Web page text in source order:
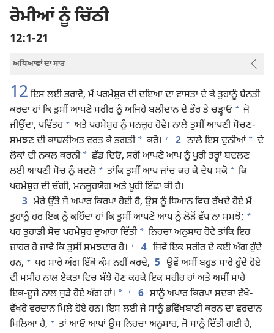
ਕਿਤਾਬ
ਰੋਮੀਆਂ ਨੂੰ ਚਿੱਠੀ
12:1-21
ਅਧਿਆਵਾਂ ਦਾ ਸਾਰ
12ਇਸ ਲਈ ਭਰਾਵੋ, ਮੈਂ ਪਰਮੇਸ਼ੁਰ ਦੀ ਦਇਆ ਦਾ ਵਾਸਤਾ ਦੇ ਕੇ ਤੁਹਾਨੂੰ ਬੇਨਤੀ
ਕਰਦਾ ਹਾਂ ਕਿ ਤੁਸੀਂ ਆਪਣੇ ਸਰੀਰ ਨੂੰ ਅਜਿਹੇ ਬਲੀਦਾਨ ਦੇ ਤੌਰ ਤੇ ਚੜ੍ਹਾਓ + ਜੋ
ਜੀਉਂਦਾ, ਪਵਿੱਤਰ + ਅਤੇ ਪਰਮੇਸ਼ੁਰ ਨੂੰ ਮਨਜ਼ੂਰ ਹੋਵੇ। ਨਾਲੇ ਤੁਸੀਂ ਆਪਣੀ ਸੋਚਣ-
ਸਮਝਣ ਦੀ ਕਾਬਲੀਅਤ ਵਰਤ ਕੇ ਭਗਤੀ * ਕਰੋ। + 2 ਨਾਲੇ ਇਸ ਦੁਨੀਆਂ * ਦੇ
ਲੋਕਾਂ ਦੀ ਨਕਲ ਕਰਨੀ * ਛੱਡ ਦਿਓ, ਸਗੋਂ ਆਪਣੇ ਆਪ ਨੂੰ ਪੂਰੀ ਤਰ੍ਹਾਂ ਬਦਲਣ
ਲਈ ਆਪਣੀ ਸੋਚ ਨੂੰ ਬਦਲੋ + ਤਾਂਕਿ ਤੁਸੀਂ ਆਪ ਜਾਂਚ ਕਰ ਕੇ ਦੇਖ ਸਕੋ + ਕਿ
ਪਰਮੇਸ਼ੁਰ ਦੀ ਚੰਗੀ, ਮਨਜ਼ੂਰਯੋਗ ਅਤੇ ਪੂਰੀ ਇੱਛਾ ਕੀ ਹੈ।
3 ਮੇਰੇ ਉੱਤੇ ਜੋ ਅਪਾਰ ਕਿਰਪਾ ਹੋਈ ਹੈ, ਉਸ ਨੂੰ ਧਿਆਨ ਵਿਚ ਰੱਖਦੇ ਹੋਏ ਮੈਂ
ਤੁਹਾਨੂੰ ਹਰ ਇਕ ਨੂੰ ਕਹਿੰਦਾ ਹਾਂ ਕਿ ਤੁਸੀਂ ਆਪਣੇ ਆਪ ਨੂੰ ਲੋੜੋਂ ਵੱਧ ਨਾ ਸਮਝੋ; +
ਪਰ ਤੁਹਾਡੀ ਸੋਚ ਪਰਮੇਸ਼ੁਰ ਦੁਆਰਾ ਦਿੱਤੀ * ਨਿਹਚਾ ਅਨੁਸਾਰ ਹੋਵੇ ਤਾਂਕਿ ਇਹ
ਜ਼ਾਹਰ ਹੋ ਜਾਵੇ ਕਿ ਤੁਸੀਂ ਸਮਝਦਾਰ ਹੋ। + 4 ਜਿਵੇਂ ਇਕ ਸਰੀਰ ਦੇ ਕਈ ਅੰਗ ਹੁੰਦੇ
ਹਨ, + ਪਰ ਸਾਰੇ ਅੰਗ ਇੱਕੋ ਕੰਮ ਨਹੀਂ ਕਰਦੇ, 5 ਉਵੇਂ ਅਸੀਂ ਬਹੁਤ ਸਾਰੇ ਹੁੰਦੇ ਹੋਏ
ਵੀ ਮਸੀਹ ਨਾਲ ਏਕਤਾ ਵਿਚ ਬੱਝੇ ਹੋਣ ਕਰਕੇ ਇਕ ਸਰੀਰ ਹਾਂ ਅਤੇ ਅਸੀਂ ਸਾਰੇ
ਇਕ-ਦੂਜੇ ਨਾਲ ਜੁੜੇ ਹੋਏ ਅੰਗ ਹਾਂ। * + 6 ਸਾਨੂੰ ਅਪਾਰ ਕਿਰਪਾ ਸਦਕਾ ਵੱਖੋ-
ਵੱਖਰੇ ਵਰਦਾਨ ਮਿਲੇ ਹੋਏ ਹਨ। ਇਸ ਲਈ ਜੇ ਸਾਨੂੰ ਭਵਿੱਖਬਾਣੀ ਕਰਨ ਦਾ ਵਰਦਾਨ
ਮਿਲਿਆ ਹੈ, + ਤਾਂ ਆਓ ਆਪਾਂ ਉਸ ਨਿਹਚਾ ਅਨੁਸਾਰ, ਜੋ ਸਾਨੂੰ ਦਿੱਤੀ ਗਈ ਹੈ,